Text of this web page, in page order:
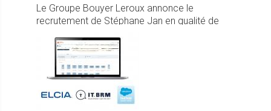
Le Groupe Bouyer Leroux annonce le
recrutement de Stéphane Jan en qualité de
notamment le départ à la retraite de Henri
Doumenge, DAF du Groupe Bouyer Leroux
depuis 14 ans.